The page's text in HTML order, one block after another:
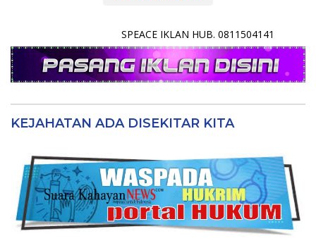
SPEACE IKLAN HUB. 0811504141
KEJAHATAN ADA DISEKITAR KITA